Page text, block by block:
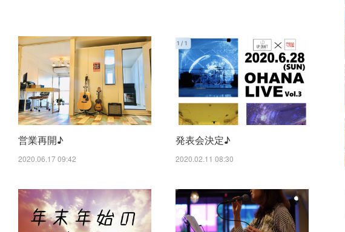
営業再開♪
2020.06.17 09:42
発表会決定♪
2020.02.11 08:30